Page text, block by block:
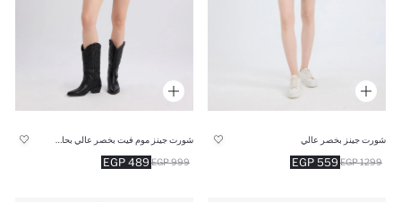
شورت جينز بخصر عالي
559 EGP 1299 EGP
489 EGP 999 EGP